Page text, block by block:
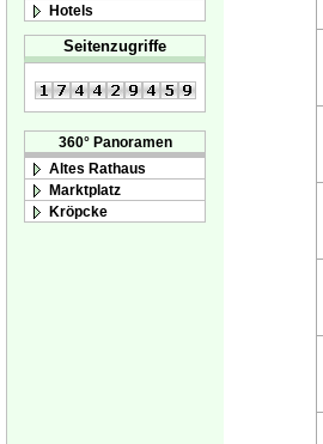
Hotels
Seitenzugriffe
360° Panoramen
Altes Rathaus
Marktplatz
Kröpcke